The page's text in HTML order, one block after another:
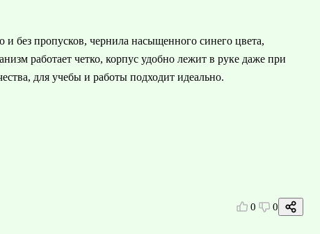
без пропусков, чернила насыщенного синего цвета,
работает четко, корпус удобно лежит в руке даже при
для учебы и работы подходит идеально.
0 0